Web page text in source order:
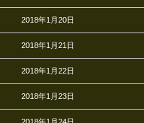
2018年1月20日
2018年1月21日
2018年1月22日
2018年1月23日